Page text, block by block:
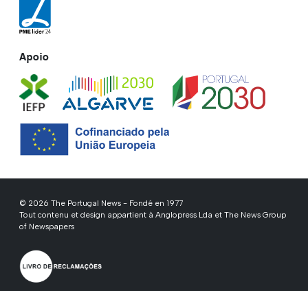
Apoio
© 2026 The Portugal News - Fondé en 1977
Tout contenu et design appartient à Anglopress Lda et The News Group
of Newspapers